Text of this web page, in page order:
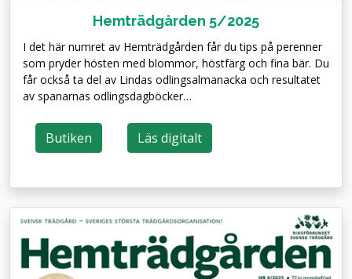
Hemträdgården 5/2025
I det här numret av Hemträdgården får du tips på perenner
som pryder hösten med blommor, höstfärg och fina bär. Du
får också ta del av Lindas odlingsalmanacka och resultatet
av spanarnas odlingsdagböcker…
Butiken Läs digitalt